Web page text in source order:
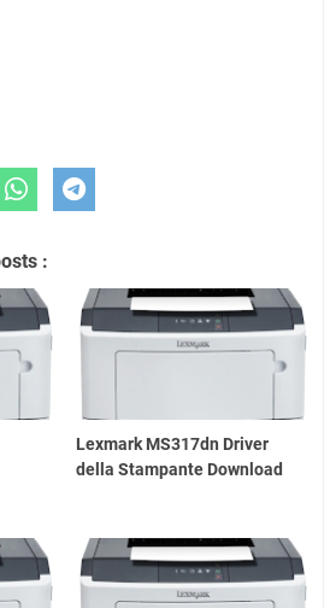
:
Lexmark MS317dn Driver
della Stampante Download